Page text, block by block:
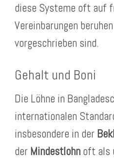
diese Systeme oft auf
Vereinbarungen
vorgeschrieben sind.
Gehalt und Boni
Die Löhne in
internationalen
insbesondere in der
der Mindestlohn oft als